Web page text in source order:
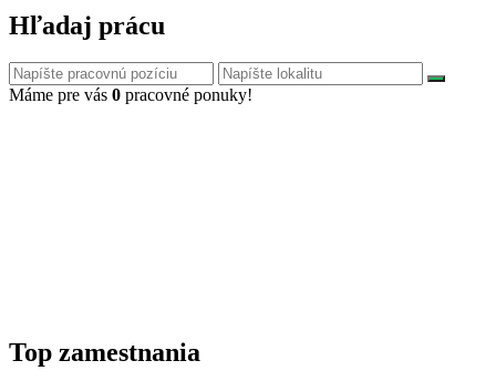
Hľadaj prácu
Máme pre vás 0 pracovné ponuky!
Top zamestnania